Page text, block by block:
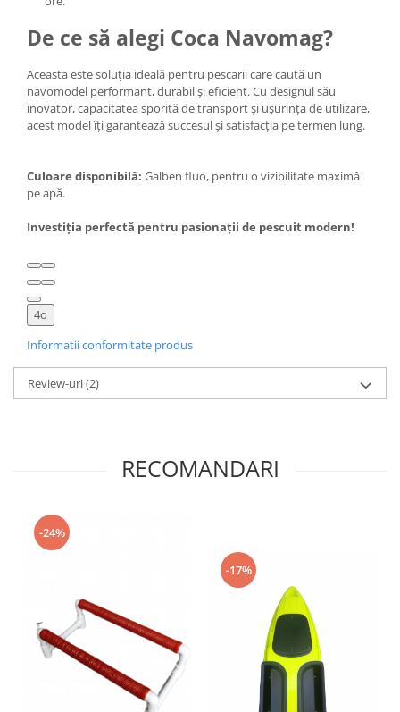
De ce să alegi Coca Navomag?
Aceasta este soluția ideală pentru pescarii care caută un
navomodel performant, durabil și eficient. Cu designul său
inovator, capacitatea sporită de transport și ușurința de utilizare,
acest model îți garantează succesul și satisfacția pe termen lung.
Culoare disponibilă: Galben fluo, pentru o vizibilitate maximă
pe apă.
Investiția perfectă pentru pasionații de pescuit modern!
4o
Informatii conformitate produs
Review-uri(2)
RECOMANDARI
-24%
-17%